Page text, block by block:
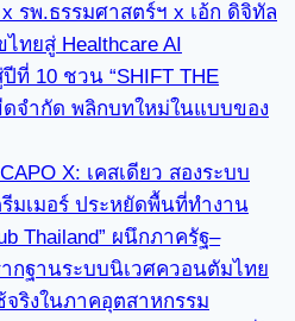
รพ.ธรรมศาสตร์ฯ x เอ้ก ดิจิทัล
ทยสู่ Healthcare AI
ที่ 10 ชวน “SHIFT THE
ดจำกัด พลิกบทใหม่ในแบบของ
X: เคสเดียว สองระบบ
มเมอร์ ประหยัดพื้นที่ทำงาน
Thailand” ผนึกภาครัฐ–
กฐานระบบนิเวศควอนตัมไทย
จริงในภาคอุตสาหกรรม